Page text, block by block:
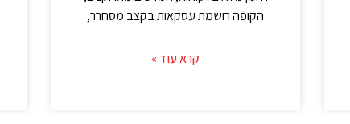
הקופה רושמת עסקאות בקצב מסחרר,
קרא עוד »